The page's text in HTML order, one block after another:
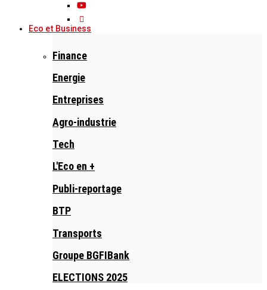
Eco et Business
Finance
Energie
Entreprises
Agro-industrie
Tech
L'Eco en +
Publi-reportage
BTP
Transports
Groupe BGFIBank
ELECTIONS 2025